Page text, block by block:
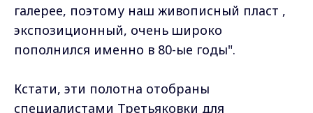
галерее, поэтому наш живописный пласт ,
экспозиционный, очень широко
пополнился именно в 80-ые годы".
Кстати, эти полотна отобраны
специалистами Третьяковки для